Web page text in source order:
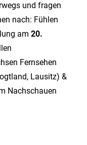
und fragen
nach: Fühlen
am 20.
Fernsehen
Lausitz) &
Nachschauen